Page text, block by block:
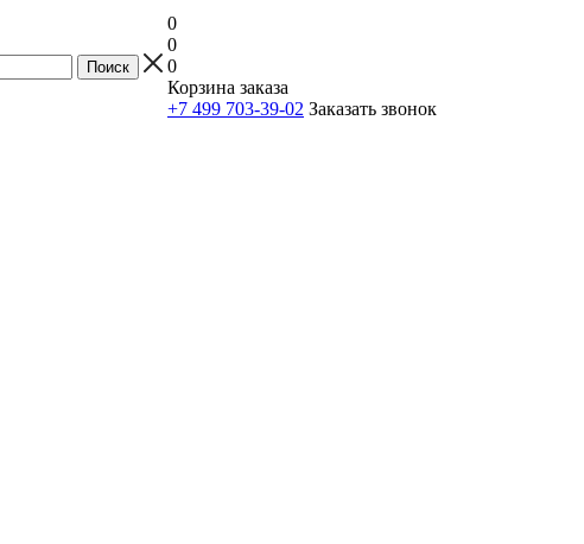
0
0
0
Корзина заказа
+7 499 703-39-02 Заказать звонок